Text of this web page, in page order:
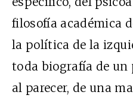
filosofía académica
la política de la
toda biografía de un
al parecer, de una